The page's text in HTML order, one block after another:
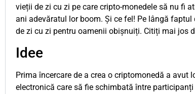
vieții de zi cu zi pe care cripto-monedele să nu fi
ani adevăratul lor boom. Și ce fel! Pe lângă
de zi cu zi pentru oamenii obișnuiți. Citiți mai jos
Idee
Prima încercare de a crea o criptomonedă a avut
electronică care să fie schimbată între